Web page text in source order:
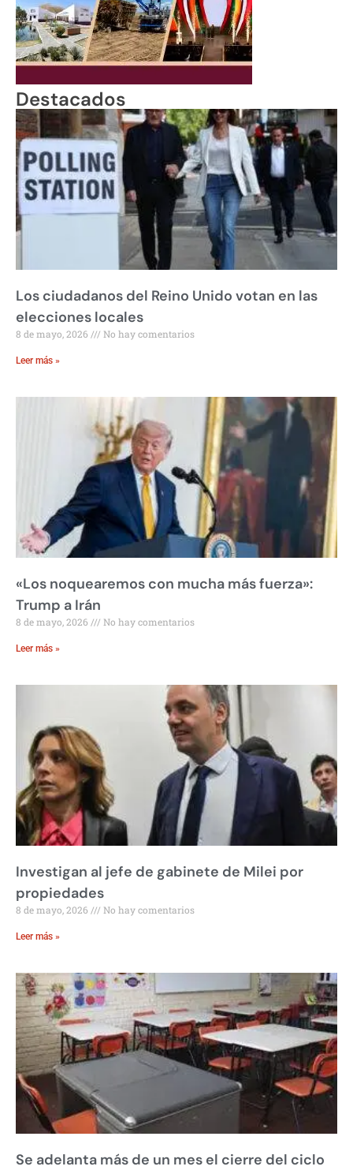
Destacados
Los ciudadanos del Reino Unido votan en las
elecciones locales
8 de mayo, 2026 No hay comentarios
Leer más »
«Los noquearemos con mucha más fuerza»:
Trump a Irán
8 de mayo, 2026 No hay comentarios
Leer más »
Investigan al jefe de gabinete de Milei por
propiedades
8 de mayo, 2026 No hay comentarios
Leer más »
Se adelanta más de un mes el cierre del ciclo